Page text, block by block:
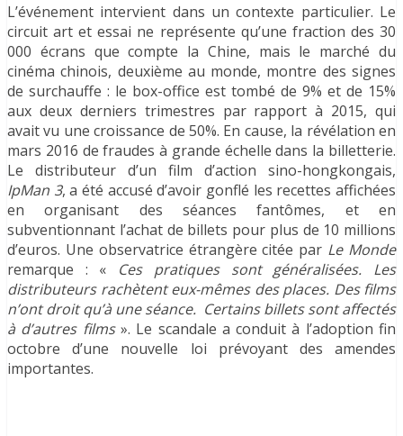
L’événement intervient dans un contexte particulier. Le
circuit art et essai ne représente qu’une fraction des 30
000 écrans que compte la Chine, mais le marché du
cinéma chinois, deuxième au monde, montre des signes
de surchauffe : le box-office est tombé de 9% et de 15%
aux deux derniers trimestres par rapport à 2015, qui
avait vu une croissance de 50%. En cause, la révélation en
mars 2016 de fraudes à grande échelle dans la billetterie.
Le distributeur d’un film d’action sino-hongkongais,
IpMan 3, a été accusé d’avoir gonflé les recettes affichées
en organisant des séances fantômes, et en
subventionnant l’achat de billets pour plus de 10 millions
d’euros. Une observatrice étrangère citée par Le Monde
remarque : « Ces pratiques sont généralisées. Les
distributeurs rachètent eux-mêmes des places. Des films
n’ont droit qu’à une séance. Certains billets sont affectés
à d’autres films ». Le scandale a conduit à l’adoption fin
octobre d’une nouvelle loi prévoyant des amendes
importantes.